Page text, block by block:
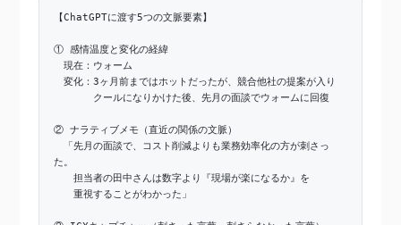
【ChatGPTに渡す5つの文脈要素】
① 感情温度と変化の経緯
現在：ウォーム
変化：3ヶ月前まではホットだったが、競合他社の提案が入り
クールになりかけた後、先月の面談でウォームに回復
② ナラティブメモ（直近の関係の文脈）
「先月の面談で、コスト削減よりも業務効率化の方が刺さっ
た。
担当者の田中さんは数字より『現場が楽になるか』を
重視することがわかった」